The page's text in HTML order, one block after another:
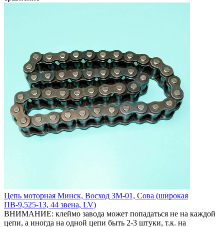
Цепь моторная Минск, Восход 3М-01, Сова (широкая
ПВ-9,525-13, 44 звена, LV)
ВНИМАНИЕ: клеймо завода может попадаться не на каждой
цепи, а иногда на одной цепи быть 2-3 штуки, т.к. на